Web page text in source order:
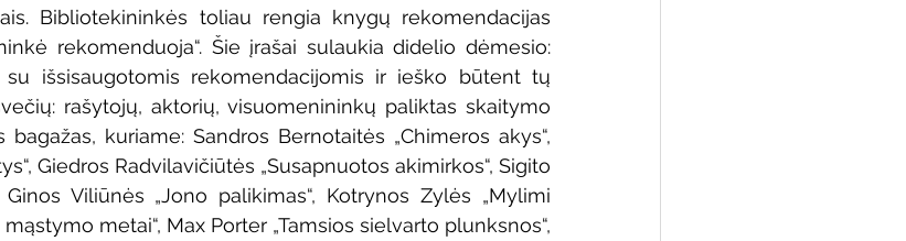
Bibliotekininkės toliau rengia knygų rekomendacijas
rekomenduoja“. Šie įrašai sulaukia didelio dėmesio:
išsisaugotomis rekomendacijomis ir ieško būtent tų
rašytojų, aktorių, visuomenininkų paliktas skaitymo
kuriame: Sandros Bernotaitės „Chimeros akys“,
Giedros Radvilavičiūtės „Susapnuotos akimirkos“, Sigito
Ginos Viliūnės „Jono palikimas“, Kotrynos Zylės „Mylimi
metai“, Max Porter „Tamsios sielvarto plunksnos“,